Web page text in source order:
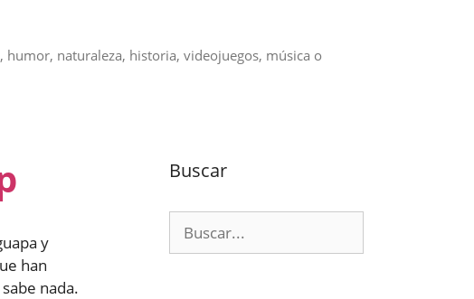
humor, naturaleza, historia, videojuegos, música o
y
han
nada.
Buscar